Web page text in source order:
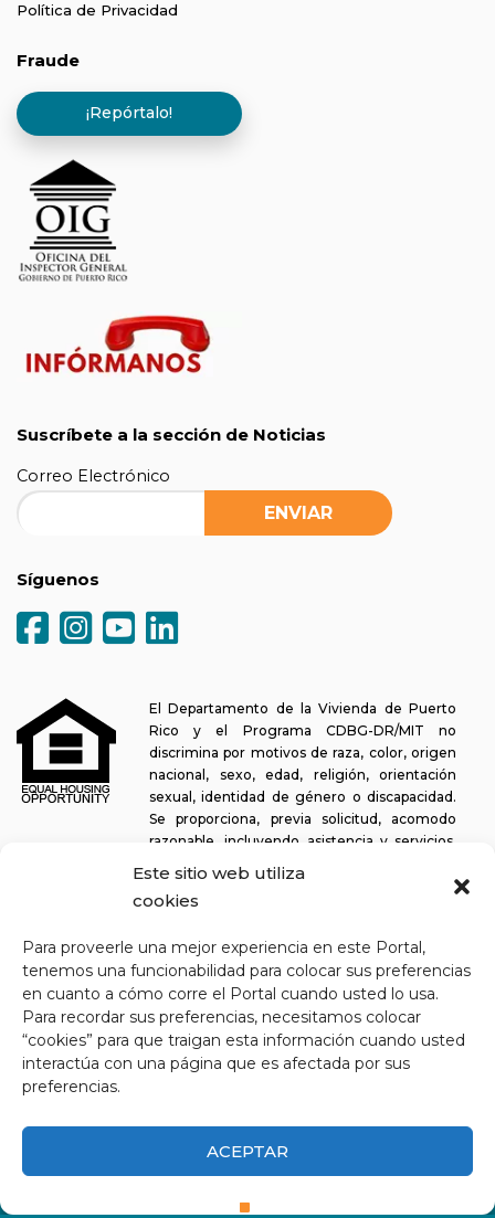
Este sitio web utiliza
cookies
Para proveerle una mejor experiencia en este Portal,
tenemos una funcionabilidad para colocar sus preferencias
en cuanto a cómo corre el Portal cuando usted lo usa.
Para recordar sus preferencias, necesitamos colocar
“cookies” para que traigan esta información cuando usted
interactúa con una página que es afectada por sus
preferencias.
ACEPTAR
Política de Privacidad
Fraude
¡Repórtalo!
Suscríbete a la sección de Noticias
Correo Electrónico
Síguenos
El Departamento de la Vivienda de Puerto
Rico y el Programa CDBG-DR/MIT no
discrimina por motivos de raza, color, origen
nacional, sexo, edad, religión, orientación
sexual, identidad de género o discapacidad.
Se proporciona, previa solicitud, acomodo
razonable, incluyendo asistencia y servicios,
para permitir a una persona con alguna discapacidad la misma
oportunidad de participar en todos los programas y actividades. El
Departamento de la Vivienda se esfuerza continuamente por
lectores de pantalla, así como para otras funcionalidades
relacionadas con la accesibilidad, además de proporcionar acceso
a los documentos. Para solicitar asistencia con este sitio web o
copia de un documento específico, puede comunicarse al1-833-
234-2324.
Última actualización: 11-03-2025